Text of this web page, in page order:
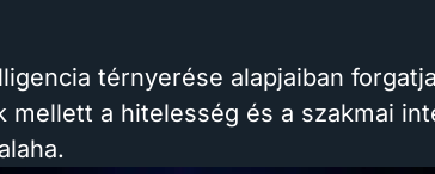
térnyerése alapjaiban
mellett a hitelesség és a szakmai